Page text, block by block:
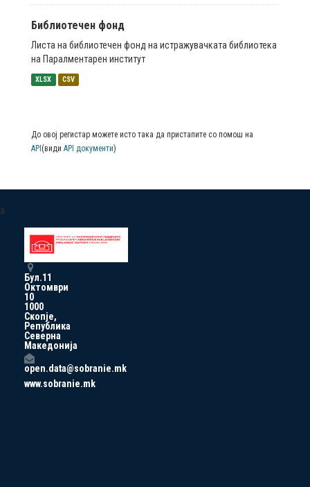
Библиотечен фонд
Листа на библиотечен фонд на истражувачката библиотека
на Паралментарен институт
XLSX CSV
До овој регистар можете исто така да пристапите со помош на
API (види API документи)
a
Бул.11
Октомври
10
1000
Скопје,
Република
Северна
Македонија
open.data@sobranie.mk
www.sobranie.mk